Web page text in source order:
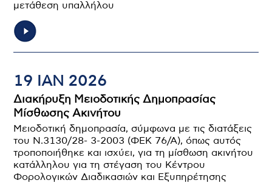
μετάθεση υπαλλήλου
19 ΙΑΝ 2026
Διακήρυξη Μειοδοτικής Δημοπρασίας
Μίσθωσης Ακινήτου
Μειοδοτική δημοπρασία, σύμφωνα με τις διατάξεις
του Ν.3130/28- 3-2003 (ΦΕΚ 76/Α), όπως αυτός
τροποποιήθηκε και ισχύει, για τη μίσθωση ακινήτου
κατάλληλου για τη στέγαση του Κέντρου
Φορολογικών Διαδικασιών και Εξυπηρέτησης